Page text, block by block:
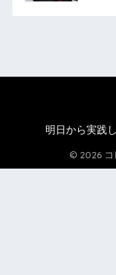
明日から実践
© 2026 コ